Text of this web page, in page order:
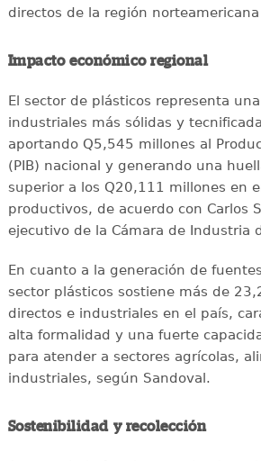
directos de la región
Impacto económico regional
El sector de plásticos representa
industriales más sólidas y
aportando Q5,545 millones al
(PIB) nacional y generando una
superior a los Q20,111 millones en
productivos, de acuerdo con Carlos
ejecutivo de la Cámara de Industria
En cuanto a la generación de
sector plásticos sostiene más de
directos e industriales en el país,
alta formalidad y una fuerte
para atender a sectores agrícolas,
industriales, según Sandoval.
Sostenibilidad y recolección